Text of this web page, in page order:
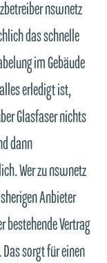
nswnetz
das schnelle
im Gebäude
erledigt ist,
Glasfaser nichts
dann
Wer zu nswnetz
Anbieter
Vertrag
sorgt für einen